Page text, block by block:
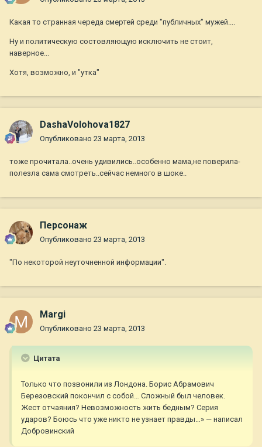
Какая то странная череда смертей среди "публичных" мужей....
Ну и политическую состовляющую исключить не стоит,
наверное...
Хотя, возможно, и "утка"
DashaVolohova1827
Опубликовано 23 марта, 2013
тоже прочитала..очень удивились..особенно мама,не поверила-
полезла сама смотреть..сейчас немного в шоке..
Персонаж
Опубликовано 23 марта, 2013
"По некоторой неуточненной информации".
Margi
Опубликовано 23 марта, 2013
Цитата
Только что позвонили из Лондона. Борис Абрамович
Березовский покончил с собой… Сложный был человек.
Жест отчаяния? Невозможность жить бедным? Серия
ударов? Боюсь что уже никто не узнает правды…» — написал
Добровинский